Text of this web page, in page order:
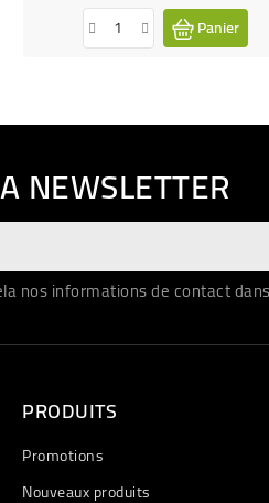
Panier
NEWSLETTER
nos informations de contact
PRODUITS
Promotions
Nouveaux produits